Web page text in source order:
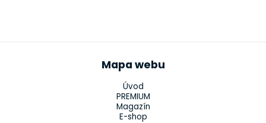
Mapa webu
Úvod
PREMIUM
Magazín
E-shop